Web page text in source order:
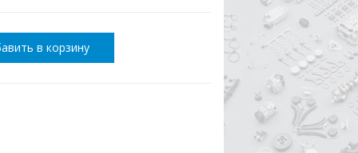
в корзину